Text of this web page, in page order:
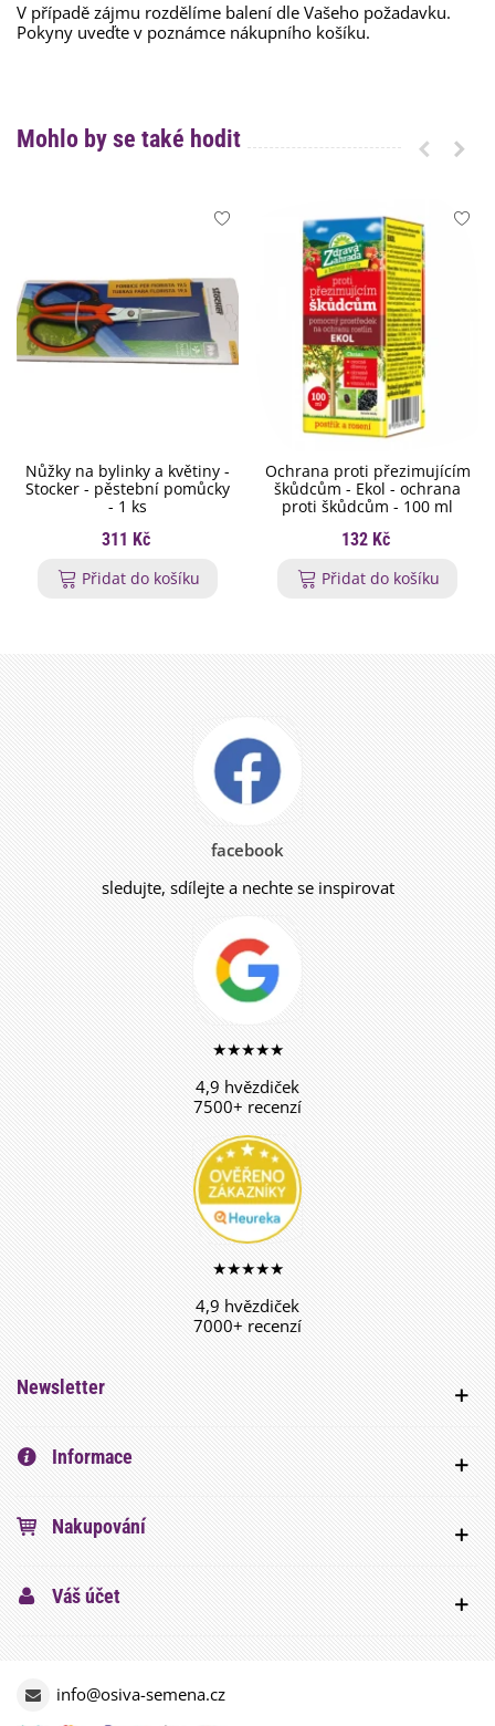
V případě zájmu rozdělíme balení dle Vašeho požadavku.
Pokyny uveďte v poznámce nákupního košíku.
Mohlo by se také hodit
Nůžky na bylinky a květiny -
Stocker - pěstební pomůcky
- 1 ks
311 Kč
Přidat do košíku
Ochrana proti přezimujícím
škůdcům - Ekol - ochrana
proti škůdcům - 100 ml
132 Kč
Přidat do košíku
facebook
sledujte, sdílejte a nechte se inspirovat
★★★★★
4,9 hvězdiček
7500+ recenzí
★★★★★
4,9 hvězdiček
7000+ recenzí
Newsletter
Informace
Nakupování
Váš účet
info@osiva-semena.cz